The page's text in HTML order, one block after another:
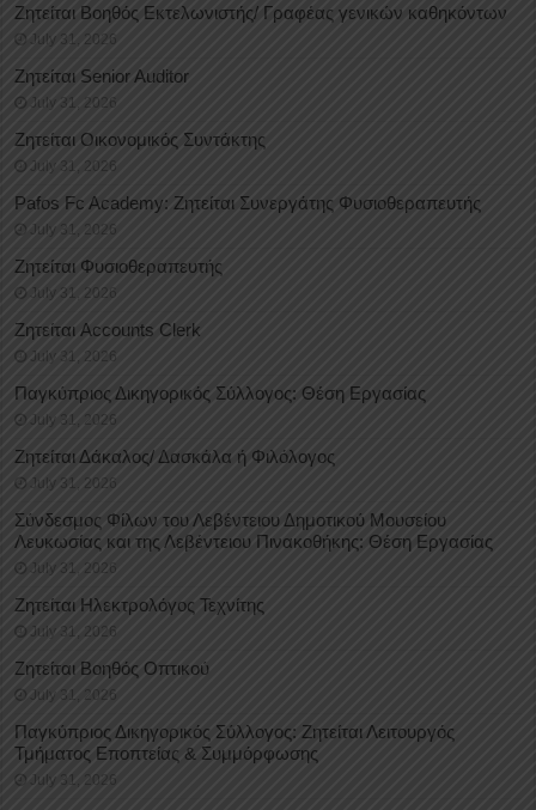
Ζητείται Βοηθός Εκτελωνιστής/ Γραφέας γενικών καθηκόντων
July 31, 2026
Ζητείται Senior Auditor
July 31, 2026
Ζητείται Οικονομικός Συντάκτης
July 31, 2026
Pafos Fc Academy: Ζητείται Συνεργάτης Φυσιοθεραπευτής
July 31, 2026
Ζητείται Φυσιοθεραπευτής
July 31, 2026
Ζητείται Accounts Clerk
July 31, 2026
Παγκύπριος Δικηγορικός Σύλλογος: Θέση Εργασίας
July 31, 2026
Ζητείται Δάκαλος/ Δασκάλα ή Φιλόλογος
July 31, 2026
Σύνδεσμος Φίλων του Λεβέντειου Δημοτικού Μουσείου
Λευκωσίας και της Λεβέντειου Πινακοθήκης: Θέση Εργασίας
July 31, 2026
Ζητείται Ηλεκτρολόγος Τεχνίτης
July 31, 2026
Ζητείται Βοηθός Οπτικού
July 31, 2026
Παγκύπριος Δικηγορικός Σύλλογος: Ζητείται Λειτουργός
Τμήματος Εποπτείας & Συμμόρφωσης
July 31, 2026